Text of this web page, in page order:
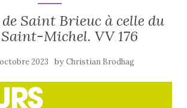
Saint Brieuc à celle du
Michel. VV 176
2023 byChristian Brodhag